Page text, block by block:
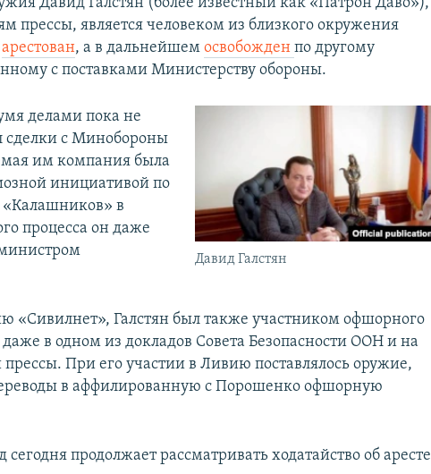
прессы, является человеком из близкого окружения
арестован, а в дальнейшемосвобожденпо другому
с поставками Министерству обороны.
Давид Галстян
делами пока не
сделки с Минобороны
им компания была
инициативой по
«Калашников» в
процесса он даже
«Сивилнет», Галстян был также участником офшорного
в одном из докладов Совета Безопасности ООН и на
При его участии в Ливию поставлялось оружие,
в аффилированную с Порошенко офшорную
продолжает рассматривать ходатайство об аресте